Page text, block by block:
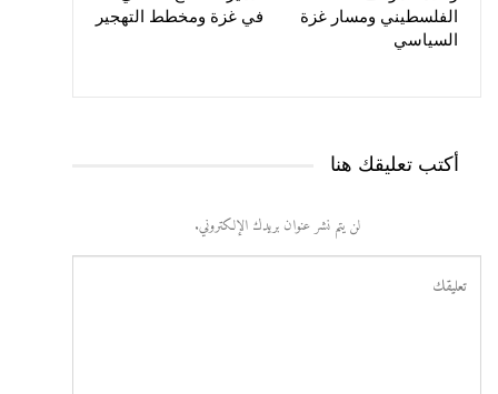
الفلسطيني ومسار غزة
السياسي
في غزة ومخطط التهجير
أكتب تعليقك هنا
لن يتم نشر عنوان بريدك الإلكتروني.